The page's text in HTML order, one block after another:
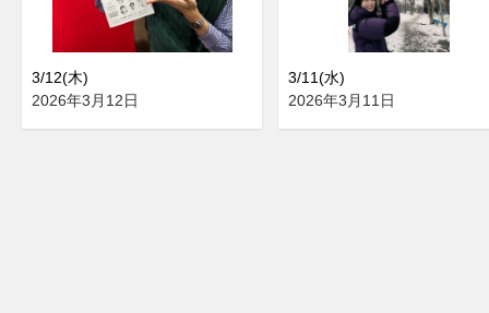
3/12(木)
2026年3月12日
3/11(水)
2026年3月11日